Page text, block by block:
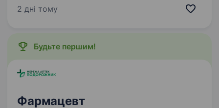
ми створюємо комфортне, ефективне
2 дні тому
Будьте першим!
Фармацевт